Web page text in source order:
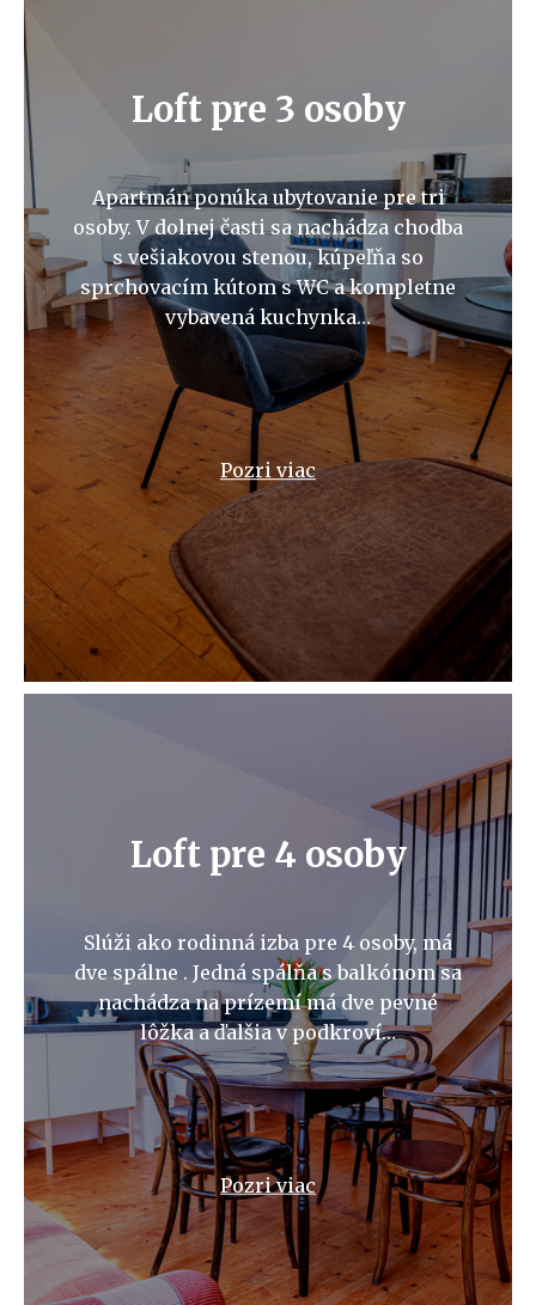
Loft pre 3 osoby
Apartmán ponúka ubytovanie pre tri
osoby. V dolnej časti sa nachádza chodba
s vešiakovou stenou, kúpeľňa so
sprchovacím kútom s WC a kompletne
vybavená kuchynka…
Pozri viac
Loft pre 4 osoby
Slúži ako rodinná izba pre 4 osoby, má
dve spálne . Jedná spálňa s balkónom sa
nachádza na prízemí má dve pevné
lôžka a ďalšia v podkroví…
Pozri viac